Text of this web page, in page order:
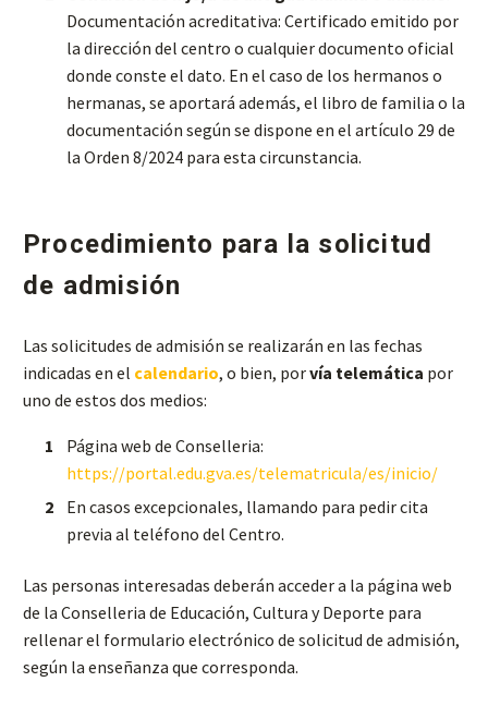
Documentación acreditativa: Certificado emitido por
la dirección del centro o cualquier documento oficial
donde conste el dato. En el caso de los hermanos o
hermanas, se aportará además, el libro de familia o la
documentación según se dispone en el artículo 29 de
la Orden 8/2024 para esta circunstancia.
Procedimiento para la solicitud
de admisión
Las solicitudes de admisión se realizarán en las fechas
indicadas en el calendario, o bien, porvía telemática por
uno de estos dos medios:
Página web de Conselleria:
https://portal.edu.gva.es/telematricula/es/inicio/
En casos excepcionales, llamando para pedir cita
previa al teléfono del Centro.
Las personas interesadas deberán acceder a la página web
de la Conselleria de Educación, Cultura y Deporte para
rellenar el formulario electrónico de solicitud de admisión,
según la enseñanza que corresponda.